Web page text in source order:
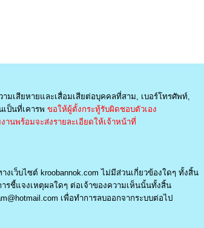
เสียหายและเสื่อมเสียต่อบุคคลที่สาม, เบอร์โทรศัพท์,
ป็นที่เคารพ ขอให้ผู้ตั้งกระทู้รับผิดชอบตัวเอง
นพร้อมจะส่งรายละเอียดให้เจ้าหน้าที่
เว็บไซต์ kroobannok.com ไม่มีส่วนเกี่ยวข้องใดๆ ทั้งสิ้น
ชี้แจงเหตุผลใดๆ ต่อเจ้าของความเห็นนั้นทั้งสิ้น
เพื่อทำการลบออกจากระบบต่อไป